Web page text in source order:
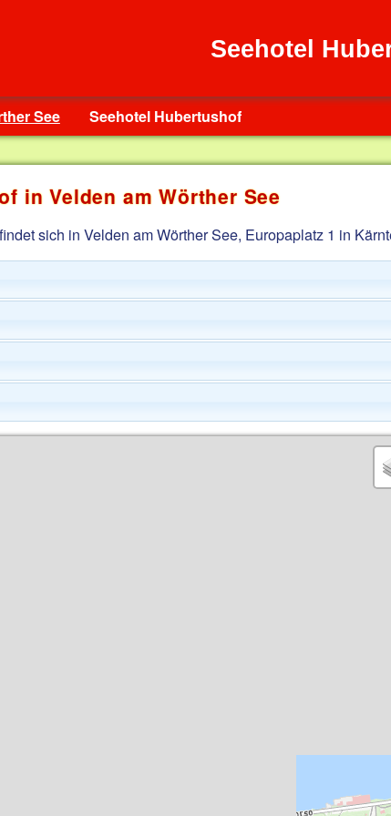
Seehotel
See Seehotel Hubertushof
in Velden am Wörther See
sich in Velden am Wörther See, Europaplatz 1 in